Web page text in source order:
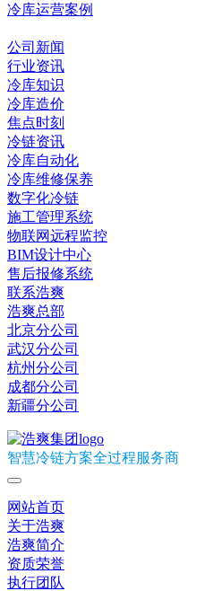
冷库运营案例
公司新闻
行业资讯
冷库知识
冷库造价
焦点时刻
冷链资讯
冷库自动化
冷库维修保养
数字化冷链
施工管理系统
物联网远程监控
BIM设计中心
售后报修系统
联系浩爽
浩爽总部
北京分公司
武汉分公司
杭州分公司
成都分公司
新疆分公司
智慧冷链方案全过程服务商
网站首页
关于浩爽
浩爽简介
资质荣誉
执行团队